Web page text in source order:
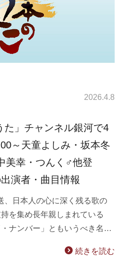
2026.4.8
た」チャンネル銀河で4
～天童よしみ・坂本冬
美幸・つんく♂他登
演者・曲目情報
、日本人の心に深く残る歌の
を集め長年親しまれている
・ナンバー」ともいうべき名…
続きを読む